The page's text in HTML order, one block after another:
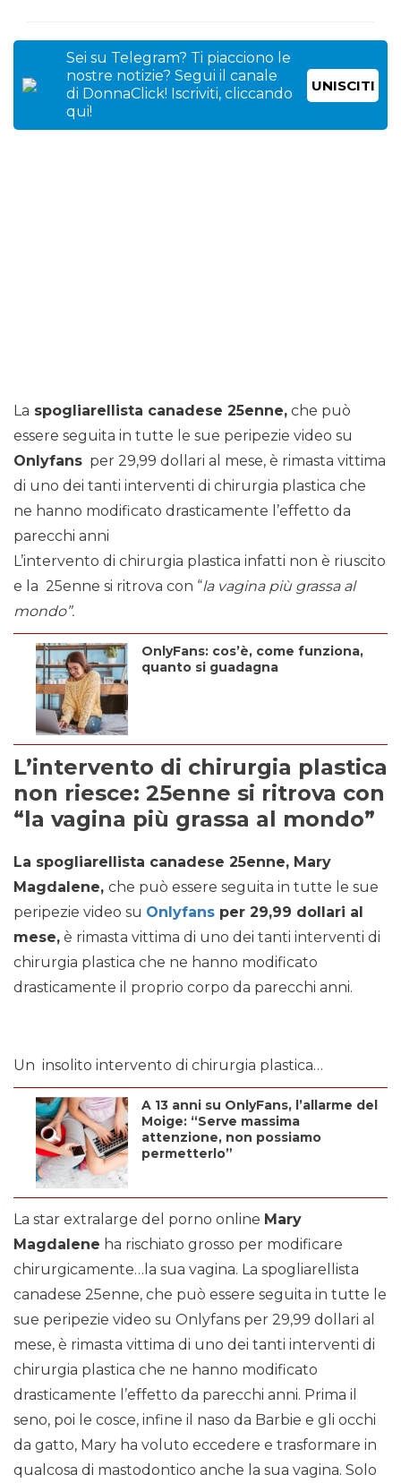
Sei su Telegram? Ti piacciono le
nostre notizie? Segui il canale
di DonnaClick! Iscriviti, cliccando
qui!
UNISCITI
La spogliarellista canadese 25enne, che può
essere seguita in tutte le sue peripezie video su
Onlyfans per 29,99 dollari al mese, è rimasta vittima
di uno dei tanti interventi di chirurgia plastica che
ne hanno modificato drasticamente l’effetto da
parecchi anni
L’intervento di chirurgia plastica infatti non è riuscito
e la 25enne si ritrova con “la vagina più grassa al
mondo”.
OnlyFans: cos’è, come funziona,
quanto si guadagna
L’intervento di chirurgia plastica
non riesce: 25enne si ritrova con
“la vagina più grassa al mondo”
La spogliarellista canadese 25enne, Mary
Magdalene, che può essere seguita in tutte le sue
peripezie video su Onlyfans per 29,99 dollari al
mese, è rimasta vittima di uno dei tanti interventi di
chirurgia plastica che ne hanno modificato
drasticamente il proprio corpo da parecchi anni.
Un insolito intervento di chirurgia plastica…
A 13 anni su OnlyFans, l’allarme del
Moige: “Serve massima
attenzione, non possiamo
permetterlo”
La star extralarge del porno online Mary
Magdalene ha rischiato grosso per modificare
chirurgicamente…la sua vagina. La spogliarellista
canadese 25enne, che può essere seguita in tutte le
sue peripezie video su Onlyfans per 29,99 dollari al
mese, è rimasta vittima di uno dei tanti interventi di
chirurgia plastica che ne hanno modificato
drasticamente l’effetto da parecchi anni. Prima il
seno, poi le cosce, infine il naso da Barbie e gli occhi
da gatto, Mary ha voluto eccedere e trasformare in
qualcosa di mastodontico anche la sua vagina. Solo